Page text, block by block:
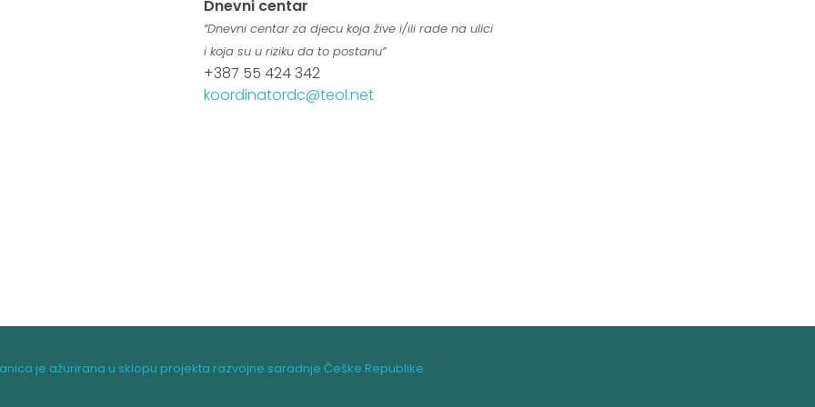
Dnevni centar
“Dnevni centar za djecu koja žive i/ili rade na ulici
i koja su u riziku da to postanu”
+387 55 424 342
koordinatordc@teol.net
je ažurirana u sklopu projekta razvojne saradnje Češke Republike